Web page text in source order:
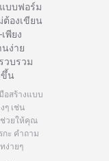
บบฟอร์ม
องเขียน
พียง
ง่าย
วบรวม
ขึ้น
อสร้างแบบ
ๆ เช่น
ช่วยให้คุณ
ะ คำถาม
ง่ายๆ